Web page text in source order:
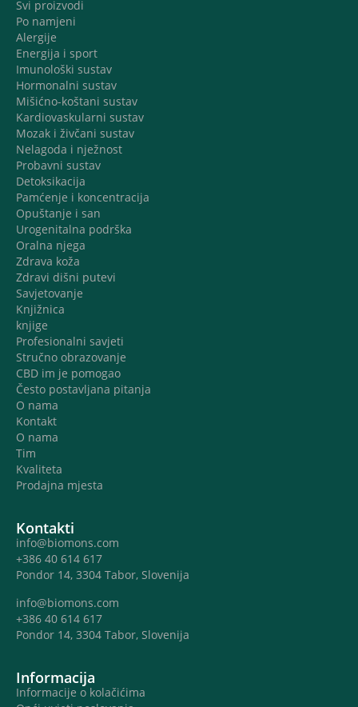
Svi proizvodi
Po namjeni
Alergije
Energija i sport
Imunološki sustav
Hormonalni sustav
Mišićno-koštani sustav
Kardiovaskularni sustav
Mozak i živčani sustav
Nelagoda i nježnost
Probavni sustav
Detoksikacija
Pamćenje i koncentracija
Opuštanje i san
Urogenitalna podrška
Oralna njega
Zdrava koža
Zdravi dišni putevi
Savjetovanje
Knjižnica
knjige
Profesionalni savjeti
Stručno obrazovanje
CBD im je pomogao
Često postavljana pitanja
O nama
Kontakt
O nama
Tim
Kvaliteta
Prodajna mjesta
Kontakti
info@biomons.com
+386 40 614 617
Pondor 14, 3304 Tabor, Slovenija
info@biomons.com
+386 40 614 617
Pondor 14, 3304 Tabor, Slovenija
Informacija
Informacije o kolačićima